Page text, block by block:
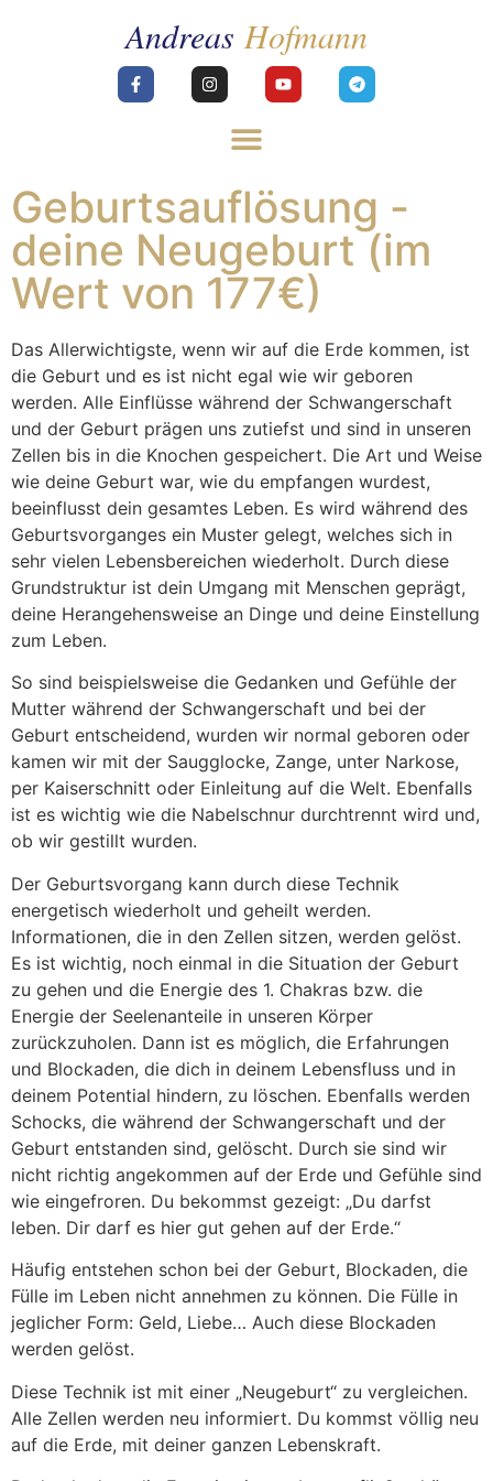
Geburtsauflösung -
deine Neugeburt (im
Wert von 177€)
Das Allerwichtigste, wenn wir auf die Erde kommen, ist
die Geburt und es ist nicht egal wie wir geboren
werden. Alle Einflüsse während der Schwangerschaft
und der Geburt prägen uns zutiefst und sind in unseren
Zellen bis in die Knochen gespeichert. Die Art und Weise
wie deine Geburt war, wie du empfangen wurdest,
beeinflusst dein gesamtes Leben. Es wird während des
Geburtsvorganges ein Muster gelegt, welches sich in
sehr vielen Lebensbereichen wiederholt. Durch diese
Grundstruktur ist dein Umgang mit Menschen geprägt,
deine Herangehensweise an Dinge und deine Einstellung
zum Leben.
So sind beispielsweise die Gedanken und Gefühle der
Mutter während der Schwangerschaft und bei der
Geburt entscheidend, wurden wir normal geboren oder
kamen wir mit der Saugglocke, Zange, unter Narkose,
per Kaiserschnitt oder Einleitung auf die Welt. Ebenfalls
ist es wichtig wie die Nabelschnur durchtrennt wird und,
ob wir gestillt wurden.
Der Geburtsvorgang kann durch diese Technik
energetisch wiederholt und geheilt werden.
Informationen, die in den Zellen sitzen, werden gelöst.
Es ist wichtig, noch einmal in die Situation der Geburt
zu gehen und die Energie des 1. Chakras bzw. die
Energie der Seelenanteile in unseren Körper
zurückzuholen. Dann ist es möglich, die Erfahrungen
und Blockaden, die dich in deinem Lebensfluss und in
deinem Potential hindern, zu löschen. Ebenfalls werden
Schocks, die während der Schwangerschaft und der
Geburt entstanden sind, gelöscht. Durch sie sind wir
nicht richtig angekommen auf der Erde und Gefühle sind
wie eingefroren. Du bekommst gezeigt: „Du darfst
leben. Dir darf es hier gut gehen auf der Erde.“
Häufig entstehen schon bei der Geburt, Blockaden, die
Fülle im Leben nicht annehmen zu können. Die Fülle in
jeglicher Form: Geld, Liebe… Auch diese Blockaden
werden gelöst.
Diese Technik ist mit einer „Neugeburt“ zu vergleichen.
Alle Zellen werden neu informiert. Du kommst völlig neu
auf die Erde, mit deiner ganzen Lebenskraft.